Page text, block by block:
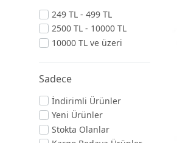
249 TL - 499 TL
2500 TL - 10000 TL
10000 TL ve üzeri
Sadece
İndirimli Ürünler
Yeni Ürünler
Stokta Olanlar